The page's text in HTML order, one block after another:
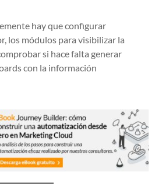
hay que configurar
los módulos para visibilizar la
si hace falta generar
con la información